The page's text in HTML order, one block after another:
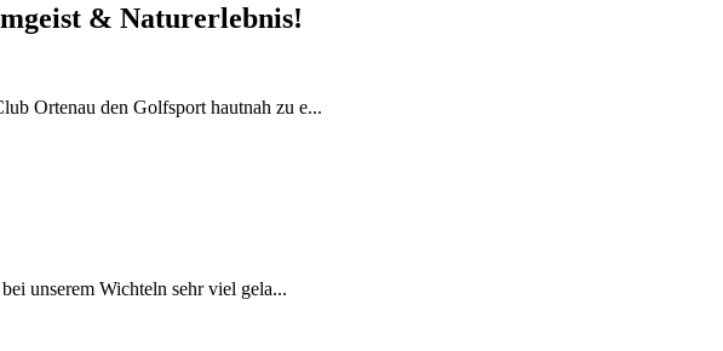
& Naturerlebnis!
Ortenau den Golfsport hautnah zu e...
unserem Wichteln sehr viel gela...